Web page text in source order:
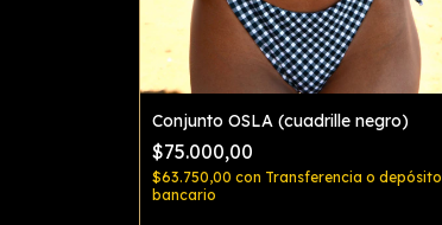
Conjunto OSLA (cuadrille negro)
$75.000,00
$63.750,00 con Transferencia o depósito
bancario